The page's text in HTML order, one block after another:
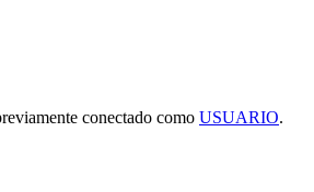
conectado como USUARIO.